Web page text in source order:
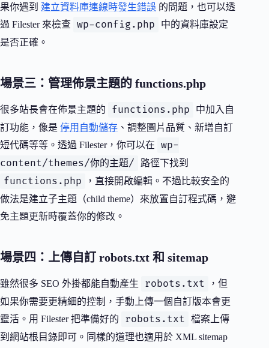
果你遇到 建立資料庫連線時發生錯誤 的問題，也可以透
過 Filester 來檢查 wp-config.php
中的資料庫設定
是否正確。
場景三：管理佈景主題的 functions.php
很多站長會在佈景主題的 functions.php
中加入自
訂功能，像是 停用自動儲存 、調整圖片品質、新增自訂
短代碼等等。透過 Filester，你可以在
wp-
content/themes/你的主題/
路徑下找到
functions.php
，直接開啟編輯。不過比較安全的
做法是建立子主題（child theme）來放置自訂程式碼，避
免主題更新時覆蓋你的修改。
場景四：上傳自訂 robots.txt 和 sitemap
雖然很多 SEO 外掛都能自動產生 robots.txt
，但
如果你需要更精細的控制，手動上傳一個自訂版本會更
靈活。用 Filester 把準備好的
robots.txt
檔案上傳
到網站根目錄即可。同樣的道理也適用於 XML sitemap